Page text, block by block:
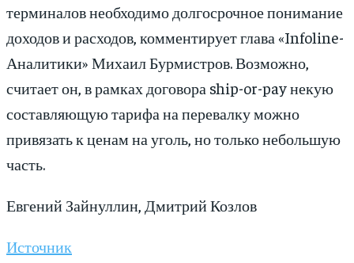
терминалов необходимо долгосрочное понимание
доходов и расходов, комментирует глава «Infoline-
Аналитики» Михаил Бурмистров. Возможно,
считает он, в рамках договора ship-or-pay некую
составляющую тарифа на перевалку можно
привязать к ценам на уголь, но только небольшую
часть.
Евгений Зайнуллин, Дмитрий Козлов
Источник